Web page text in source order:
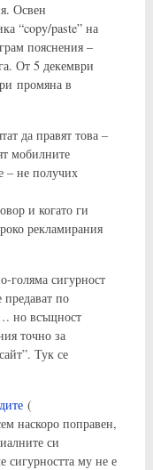
Освен
“copy/paste” на
пояснения –
От 5 декември
промяна в
да правят това –
мобилните
– не получих
и когато ги
рекламирания
голяма сигурност
по
… но всъщност
точно за
Тук се
(
наскоро поправен,
си
сигурността му не е